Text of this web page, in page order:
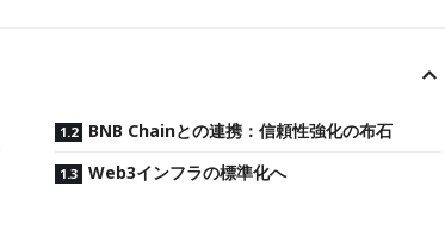
BNB Chainとの連携：信頼性強化の布石
Web3インフラの標準化へ